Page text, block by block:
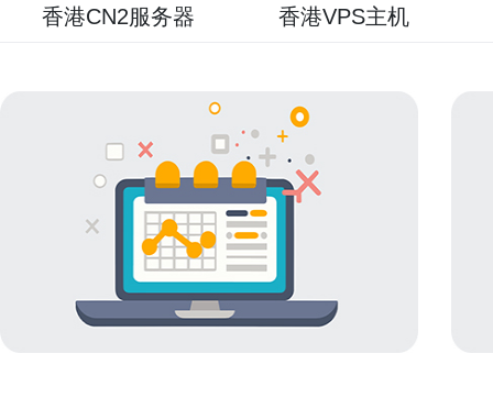
香港CN2服务器 香港VPS主机